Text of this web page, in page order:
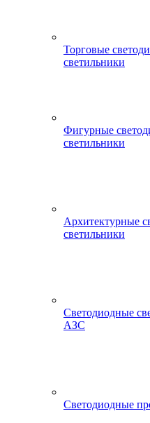
Торговые
светильники
Фигурные
светильники
Архитектурные
светильники
Светодиодные
АЗС
Светодиодные